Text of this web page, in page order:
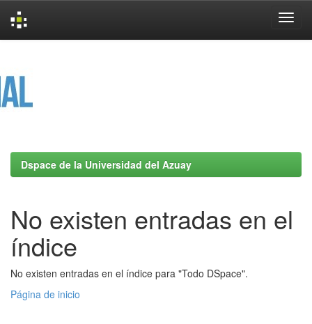
Dspace de la Universidad del Azuay
No existen entradas en el
índice
No existen entradas en el índice para "Todo DSpace".
Página de inicio